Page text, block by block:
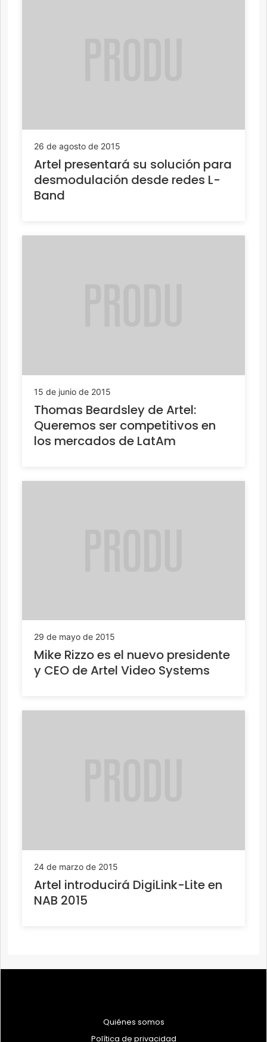
26 de agosto de 2015
Artel presentará su solución para
desmodulación desde redes L-
Band
15 de junio de 2015
Thomas Beardsley de Artel:
Queremos ser competitivos en
los mercados de LatAm
29 de mayo de 2015
Mike Rizzo es el nuevo presidente
y CEO de Artel Video Systems
24 de marzo de 2015
Artel introducirá DigiLink-Lite en
NAB 2015
Quiénes somos
Política de privacidad